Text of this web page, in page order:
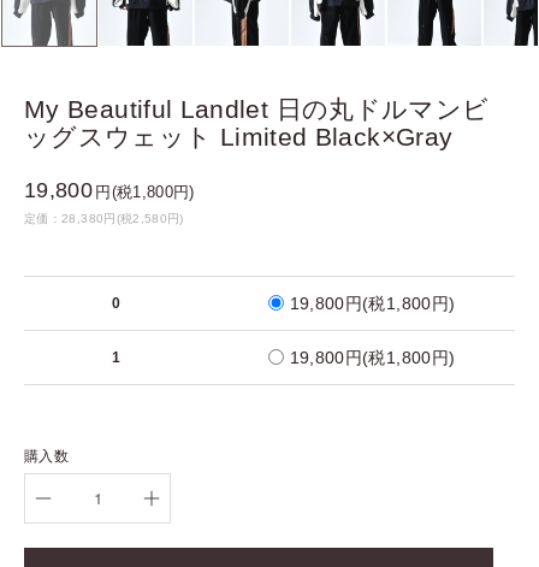
My Beautiful Landlet 日の丸ドルマンビ
ッグスウェット Limited Black×Gray
19,800 円(税1,800円)
定価：28,380円(税2,580円)
0 19,800円(税1,800円)
1 19,800円(税1,800円)
購入数